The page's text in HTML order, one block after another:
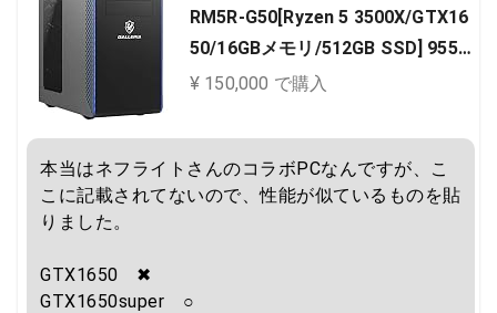
RM5R-G50[Ryzen 5 3500X/GTX16
50/16GBメモリ/512GB SSD] 9556
-4195
¥ 150,000 で購入
本当はネフライトさんのコラボPCなんですが、こ
こに記載されてないので、性能が似ているものを貼
りました。
GTX1650　✖
GTX1650super　○